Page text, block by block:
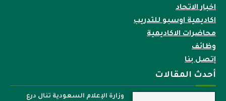
اخبار الاتحاد
اكاديمية اوسبو للتدريب
محاضرات الاكاديمية
وظائف
إتصل بنا
أحدث المقالات
وزارة الإعلام السعودية تنال درع